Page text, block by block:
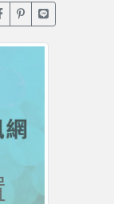
臉書分享(另開新視窗)
噗浪分享(另開新
Line分享(另